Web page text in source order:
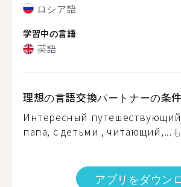
ロシア語
学習中の言語
英語
理想の言語交換パートナーの条件
Интересный
папа, с детьми , читающий,...
アプリをダウン